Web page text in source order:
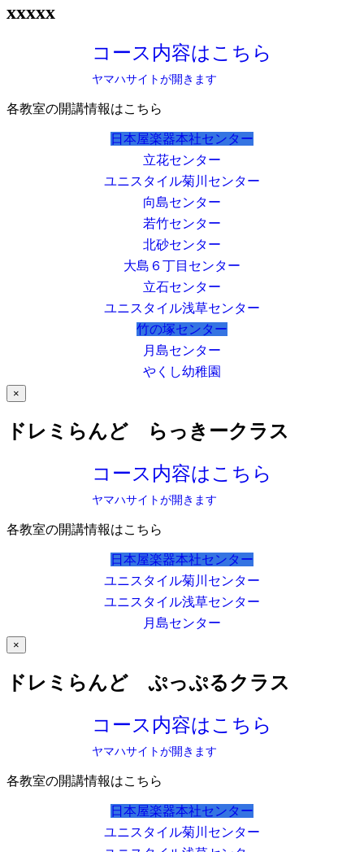
xxxxx
コース内容はこちら
ヤマハサイトが開きます
各教室の開講情報はこちら
日本屋楽器本社センター
立花センター
ユニスタイル菊川センター
向島センター
若竹センター
北砂センター
大島６丁目センター
立石センター
ユニスタイル浅草センター
竹の塚センター
月島センター
やくし幼稚園
×
ドレミらんど らっきークラス
コース内容はこちら
ヤマハサイトが開きます
各教室の開講情報はこちら
日本屋楽器本社センター
ユニスタイル菊川センター
ユニスタイル浅草センター
月島センター
×
ドレミらんど ぷっぷるクラス
コース内容はこちら
ヤマハサイトが開きます
各教室の開講情報はこちら
日本屋楽器本社センター
ユニスタイル菊川センター